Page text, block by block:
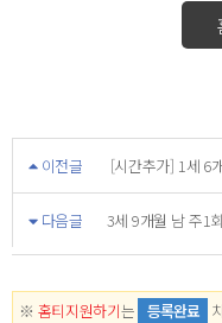
이전글
[시간추가] 1세 6
다음글
3세 9개월 남 주1
※ 홈티지원하기는 등록완료